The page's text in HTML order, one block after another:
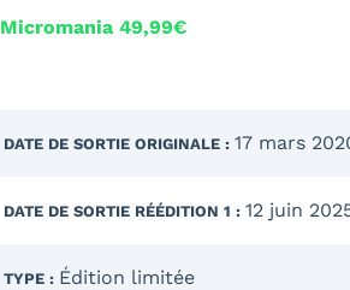
Micromania 49,99€
DATE DE SORTIE ORIGINALE : 17 mars
DATE DE SORTIE RÉÉDITION 1 : 12 juin
TYPE : Édition limitée